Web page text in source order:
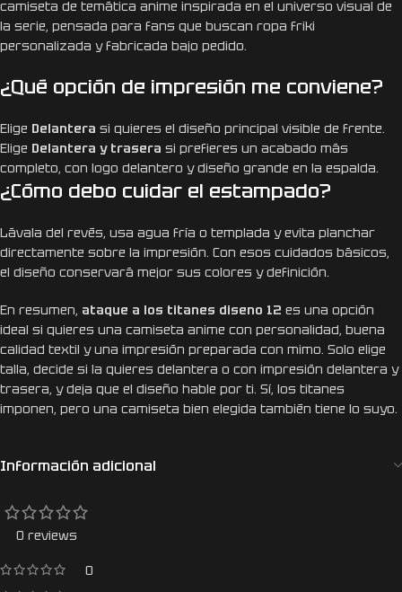
camiseta de temática anime inspirada en el universo visual de
la serie, pensada para fans que buscan ropa friki
personalizada y fabricada bajo pedido.
¿Qué opción de impresión me conviene?
Elige Delantera si quieres el diseño principal visible de frente.
Elige Delantera y trasera si prefieres un acabado más
completo, con logo delantero y diseño grande en la espalda.
¿Cómo debo cuidar el estampado?
Lávala del revés, usa agua fría o templada y evita planchar
directamente sobre la impresión. Con esos cuidados básicos,
el diseño conservará mejor sus colores y definición.
En resumen, ataque a los titanes diseno 12 es una opción
ideal si quieres una camiseta anime con personalidad, buena
calidad textil y una impresión preparada con mimo. Solo elige
talla, decide si la quieres delantera o con impresión delantera y
trasera, y deja que el diseño hable por ti. Sí, los titanes
imponen, pero una camiseta bien elegida también tiene lo suyo.
Información adicional
0 reviews
0